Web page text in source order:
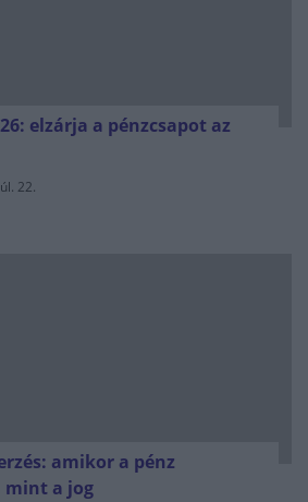
elzárja a pénzcsapot az
22.
amikor a pénz
mint a jog